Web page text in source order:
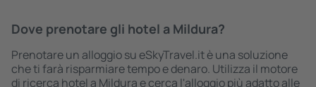
Dove prenotare gli hotel a Mildura?
Prenotare un alloggio su eSkyTravel.it è una soluzione
che ti farà risparmiare tempo e denaro. Utilizza il motore
di ricerca hotel a Mildura e cerca l'alloggio più adatto alle